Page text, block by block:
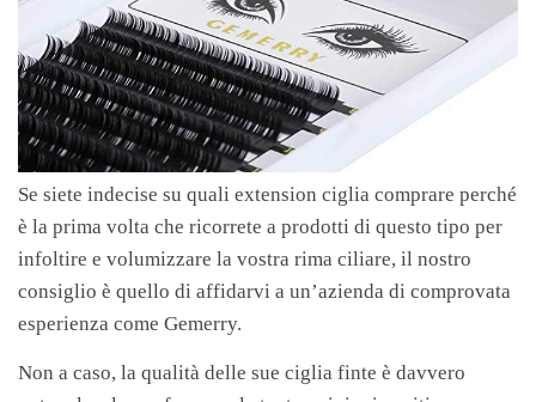
Se siete indecise su quali extension ciglia comprare perché
è la prima volta che ricorrete a prodotti di questo tipo per
infoltire e volumizzare la vostra rima ciliare, il nostro
consiglio è quello di affidarvi a un’azienda di comprovata
esperienza come Gemerry.
Non a caso, la qualità delle sue ciglia finte è davvero